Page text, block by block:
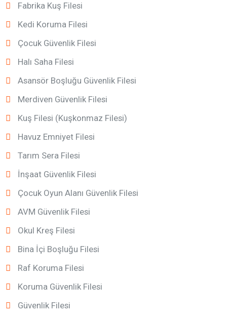
Fabrika Kuş Filesi
Kedi Koruma Filesi
Çocuk Güvenlik Filesi
Halı Saha Filesi
Asansör Boşluğu Güvenlik Filesi
Merdiven Güvenlik Filesi
Kuş Filesi (Kuşkonmaz Filesi)
Havuz Emniyet Filesi
Tarım Sera Filesi
İnşaat Güvenlik Filesi
Çocuk Oyun Alanı Güvenlik Filesi
AVM Güvenlik Filesi
Okul Kreş Filesi
Bina İçi Boşluğu Filesi
Raf Koruma Filesi
Koruma Güvenlik Filesi
Güvenlik Filesi